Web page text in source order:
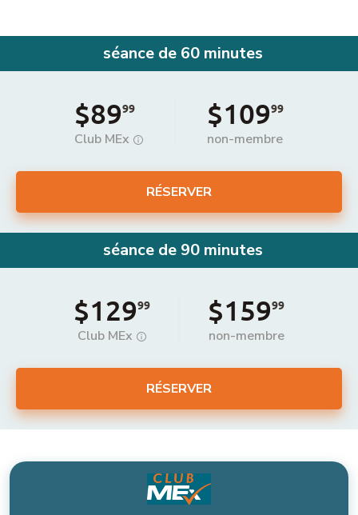
séance de 60 minutes
$8999
Club MEx
$10999
non-membre
RÉSERVER
séance de 90 minutes
$12999
Club MEx
$15999
non-membre
RÉSERVER